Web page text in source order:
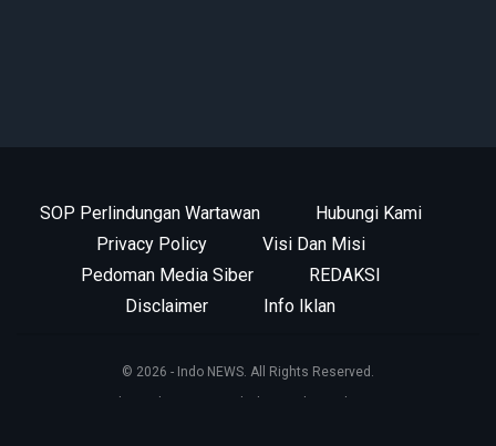
SOP Perlindungan Wartawan
Hubungi Kami
Privacy Policy
Visi Dan Misi
Pedoman Media Siber
REDAKSI
Disclaimer
Info Iklan
© 2026 - Indo NEWS. All Rights Reserved.
this website support by
kotamobagu.id team